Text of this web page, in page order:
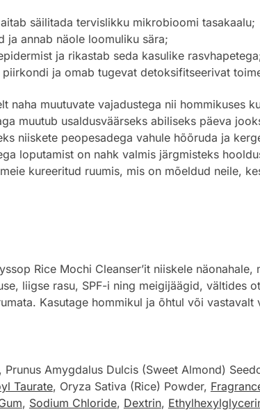
säilitada tervislikku mikrobioomi tasakaalu;
ja annab näole loomuliku sära;
ja rikastab seda kasulike
ja omab tugevat detoksifitseerivat
naha muutuvate vajadustega nii hommikuses
muutub usaldusväärseks abiliseks päeva
niiskete peopesadega vahule hõõruda ja
loputamist on nahk valmis järgmisteks
kureeritud ruumis, mis on mõeldud neile,
Rice Mochi Cleanser’it niiskele
liigse rasu, SPF-i ning meigijäägid, vältides
Kasutage hommikul ja õhtul või
Prunus Amygdalus Dulcis (Sweet Almond)
Taurate, Oryza Sativa (Rice) Powder,
, Sodium Chloride, Dextrin,